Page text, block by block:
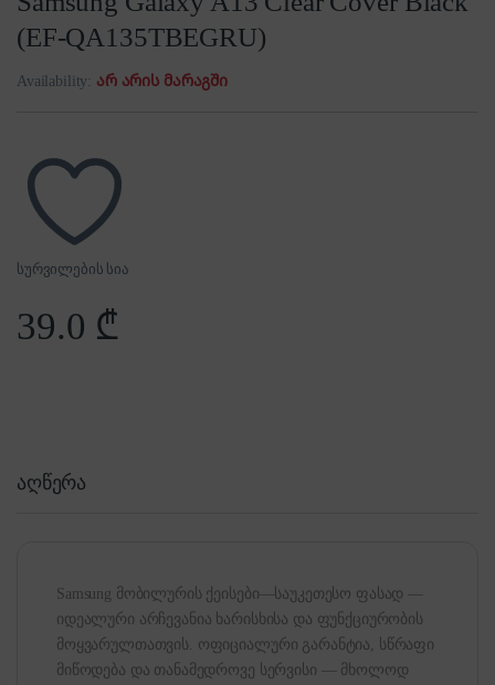
(EF-QA135TBEGRU)
Availability: არ არის მარაგში
სურვილების სია
39.0 ₾
აღწერა
Samsung მობილურის ქეისები—საუკეთესო ფასად —
იდეალური არჩევანია ხარისხისა და ფუნქციურობის
მოყვარულთათვის. ოფიციალური გარანტია, სწრაფი
მიწოდება და თანამედროვე სერვისი — მხოლოდ